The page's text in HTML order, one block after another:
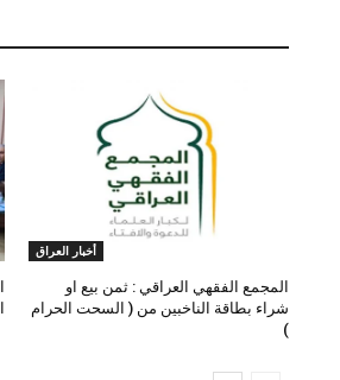
أخبار العراق
المجمع الفقهي العراقي : ثمن بيع او
شراء بطاقة الناخبين من ( السحت الحرام
)